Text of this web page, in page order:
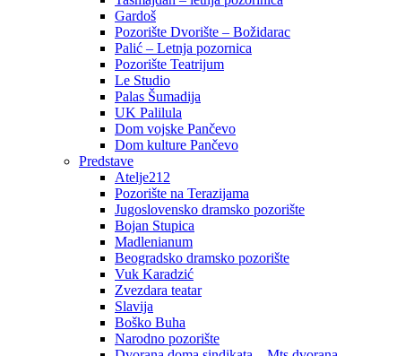
Gardoš
Pozorište Dvorište – Božidarac
Palić – Letnja pozornica
Pozorište Teatrijum
Le Studio
Palas Šumadija
UK Palilula
Dom vojske Pančevo
Dom kulture Pančevo
Predstave
Atelje212
Pozorište na Terazijama
Jugoslovensko dramsko pozorište
Bojan Stupica
Madlenianum
Beogradsko dramsko pozorište
Vuk Karadzić
Zvezdara teatar
Slavija
Boško Buha
Narodno pozorište